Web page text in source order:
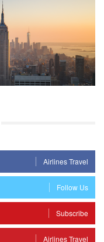
Airlines Travel
Follow Us
Subscribe
Airlines Travel